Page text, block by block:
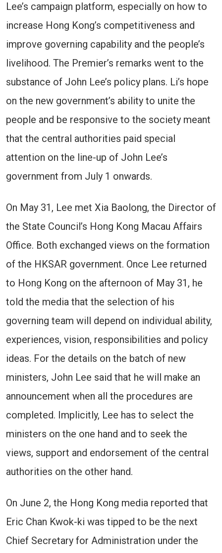
Lee’s campaign platform, especially on how to
increase Hong Kong’s competitiveness and
improve governing capability and the people’s
livelihood. The Premier’s remarks went to the
substance of John Lee’s policy plans. Li’s hope
on the new government’s ability to unite the
people and be responsive to the society meant
that the central authorities paid special
attention on the line-up of John Lee’s
government from July 1 onwards.
On May 31, Lee met Xia Baolong, the Director of
the State Council’s Hong Kong Macau Affairs
Office. Both exchanged views on the formation
of the HKSAR government. Once Lee returned
to Hong Kong on the afternoon of May 31, he
told the media that the selection of his
governing team will depend on individual ability,
experiences, vision, responsibilities and policy
ideas. For the details on the batch of new
ministers, John Lee said that he will make an
announcement when all the procedures are
completed. Implicitly, Lee has to select the
ministers on the one hand and to seek the
views, support and endorsement of the central
authorities on the other hand.
On June 2, the Hong Kong media reported that
Eric Chan Kwok-ki was tipped to be the next
Chief Secretary for Administration under the